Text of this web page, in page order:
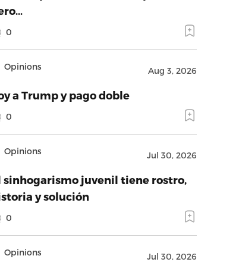
0
Opinions Aug 3, 2026
a Trump y pago doble
0
Opinions Jul 30, 2026
sinhogarismo juvenil tiene rostro,
y solución
0
Opinions Jul 30, 2026